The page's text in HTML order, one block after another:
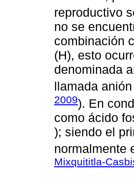
reproductivo
no se
combinación
(H), esto
denominada
llamada
2009). En
como ácido
); siendo el
normalmente
Mixquititla-